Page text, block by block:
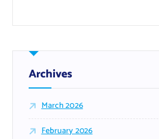
Archives
March 2026
February 2026